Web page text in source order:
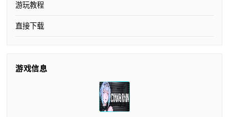
游玩教程
直接下载
游戏信息